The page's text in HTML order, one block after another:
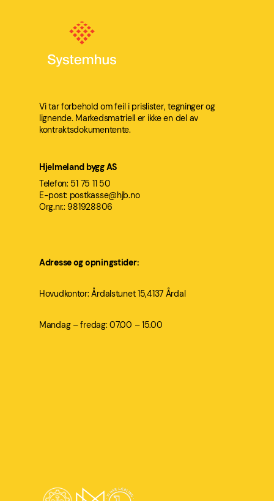
Vi tar forbehold om feil i prislister, tegninger og
lignende. Markedsmatriell er ikke en del av
kontraktsdokumentente.
Hjelmeland bygg AS
Telefon: 51 75 11 50
E-post: postkasse@hjb.no
Org.nr.: 981928806
Adresse og opningstider:
Hovudkontor: Årdalstunet 15,4137 Årdal
Mandag – fredag: 07.00 – 15.00